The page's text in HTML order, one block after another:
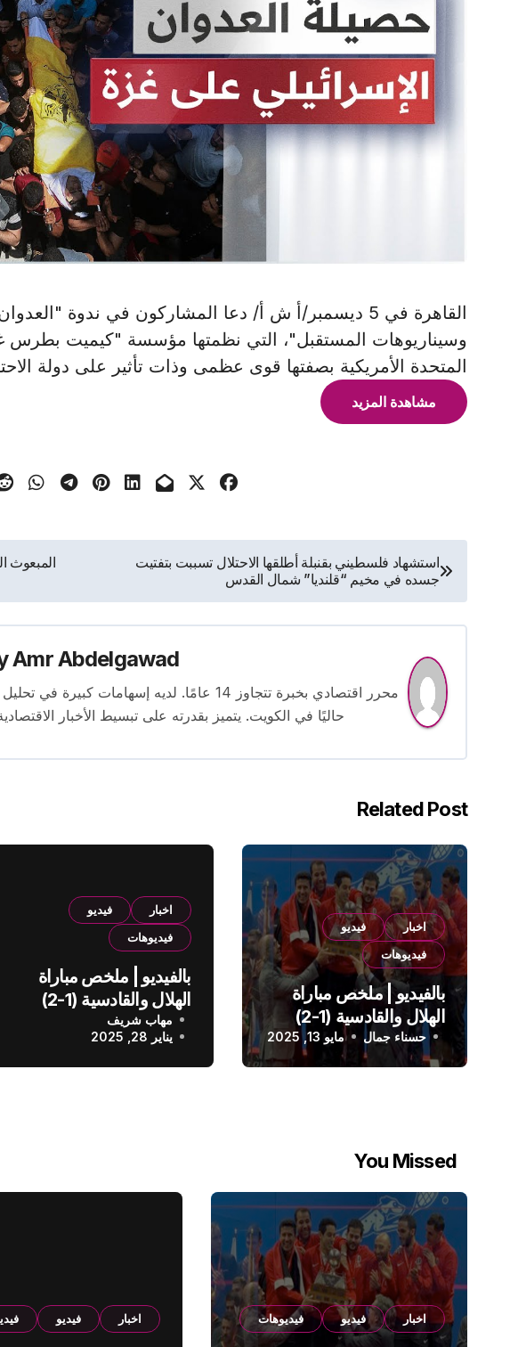
القاهرة في 5 ديسمبر/أ ش أ/ دعا المشاركون في ندوة
وسيناريوهات المستقبل"، التي نظمتها مؤسسة "كيميت بطرس
المتحدة الأمريكية بصفتها قوى عظمى وذات تأثير على دولة
مشاهدة المزيد
تصفّح
المقالات
استشهاد فلسطيني بقنبلة أطلقها الاحتلال تسببت بتفتيت
جسده في مخيم “قلنديا” شمال القدس
المبعوث
Amr Abdelgawad
محرر اقتصادي بخبرة تتجاوز 14 عامًا. لديه إسهامات
حاليًا في الكويت. يتميز بقدرته على تبسيط الأخبار
Related Post
اخبار
فيديو
فيديوهات
بالفيديو | ملخص مباراة
الهلال والقادسية (1-2)
الدوري السعودي
حسناء جمال مايو 13, 2025
اخبار
فيديو
فيديوهات
بالفيديو | ملخص مباراة
الهلال والقادسية (1-2)
الدوري السعودي
مهاب شريف
يناير 28, 2025
You Missed
اخبار فيديو فيديوهات اخبار فيديو